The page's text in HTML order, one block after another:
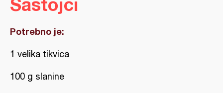
Potrebno je:
1 velika tikvica
100 g slanine